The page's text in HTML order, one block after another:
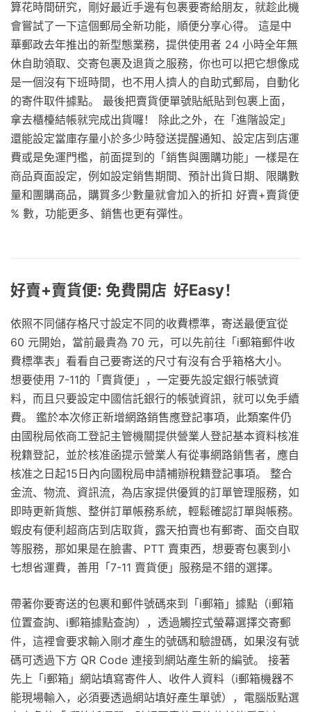
算花時間研究，剛好最近手邊有包裹要寄給朋友，就趁此機
會嘗試了一下這個郵局全新功能，順便分享心得。 這是中
華郵政去年推出的新型態業務，提供使用者 24 小時全年無
休自助領取、交寄包裹及退貨之服務，你也可以把它想像成
是一個沒有下班時間，也不用人擠人的自助式郵局，自動化
的寄件取件據點。 最後把賣貨便單號貼紙貼到包裹上面，
拿去櫃檯結帳就完成出貨囉！ 除此之外，在「進階設定」
還能設定當庫存量小於多少時發送提醒通知、設定店到店運
費或是免運門檻，前面提到的「銷售與團購功能」一樣是在
商品頁面設定，例如設定銷售期間、預計出貨日期、限購數
量和團購商品，購買多少數量就會加入的折扣 好賣+賣貨便
% 數，功能更多、銷售也更有彈性。
好賣+賣貨便: 免費開店 好Easy！
依照不同儲存格尺寸設定不同的收費標準，寄送最便宜從
60 元開始，當前最貴為 70 元，可以先前往「i郵箱郵件收
費標準表」看看自己要寄送的尺寸有沒有合乎箱格大小。
想要使用 7-11的「賣貨便」，一定要先設定銀行帳號資
料，而且只要設定中國信託銀行的帳號資訊，就可以免手續
費。 鑑於本次修正新增網路銷售應登記事項，此類案件仍
由國稅局依商工登記主管機關提供營業人登記基本資料核准
稅籍登記，並於核准函提示營業人有從事網路銷售者，應自
核准之日起15日內向國稅局申請補辦稅籍登記事項。 整合
金流、物流、資訊流，為店家提供優質的訂單管理服務，如
即時更新貨態、整併訂單帳務系統，輕鬆確認訂單與帳務。
蝦皮有便利超商店到店取貨，露天拍賣也有郵寄、面交自取
等服務，那如果是在臉書、PTT 賣東西，想要寄包裹到小
七想省運費，善用「7-11 賣貨便」服務是不錯的選擇。
帶著你要寄送的包裹和郵件號碼來到「i郵箱」據點（i郵箱
位置查詢、i郵箱據點查詢），透過觸控式螢幕選擇交寄郵
件，這裡會要求輸入剛才產生的號碼和驗證碼，如果沒有號
碼可透過下方 QR Code 連接到網站產生新的編號。 接著
先上「i郵箱」網站填寫寄件人、收件人資料（i郵箱機器不
能現場輸入，必須要透過網站填好產生單號），電腦版點選